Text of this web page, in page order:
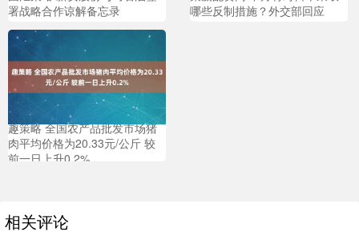
署战略合作谅解备忘录
哪些反制措施？外交部回应
趣策略 全国农产品批发市场猪
肉平均价格为20.33元/公斤 较
前一日上升0.2%
相关评论